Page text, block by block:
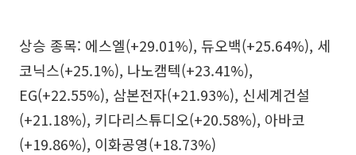
상승 종목: 에스엘(+29.01%), 듀오백(+25.64%), 세
코닉스(+25.1%), 나노캠텍(+23.41%),
EG(+22.55%), 삼본전자(+21.93%), 신세계건설
(+21.18%), 키다리스튜디오(+20.58%), 아바코
(+19.86%), 이화공영(+18.73%)